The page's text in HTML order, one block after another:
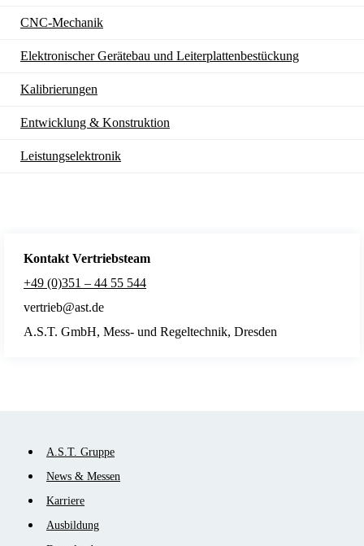
CNC-Mechanik
Elektronischer Gerätebau und Leiterplatten­bestückung
Kalibrierungen
Entwicklung & Konstruktion
Leistungselektronik
Kontakt Vertriebsteam
+49 (0)351 – 44 55 544
vertrieb@ast.de
A.S.T. GmbH, Mess- und Regeltechnik, Dresden
Navigation
überspringen
A.S.T. Gruppe
News & Messen
Karriere
Ausbildung